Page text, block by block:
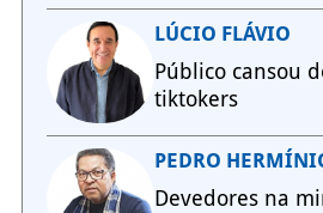
LÚCIO FLÁVIO
Público cansou
tiktokers
PEDRO
Devedores na